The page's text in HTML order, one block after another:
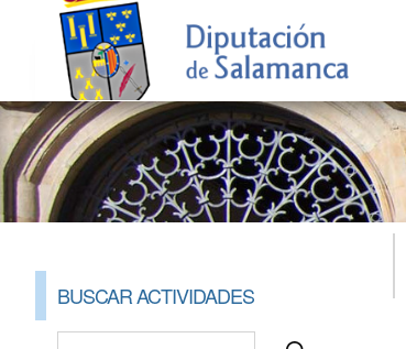
BUSCAR ACTIVIDADES